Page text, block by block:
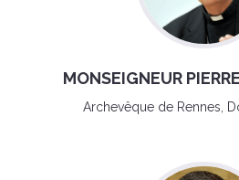
MONSEIGNEUR
Archevêque de Rennes,